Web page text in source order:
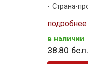
Страна-
подробнее
в наличии
38.80